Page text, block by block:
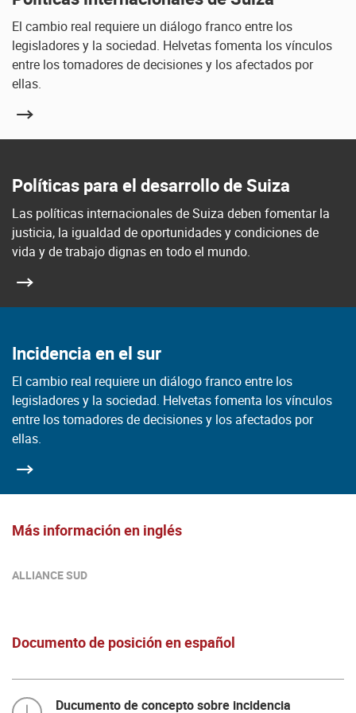
El cambio real requiere un diálogo franco entre los
legisladores y la sociedad. Helvetas fomenta los vínculos
entre los tomadores de decisiones y los afectados por
ellas.
Políticas para el desarrollo de Suiza
Las políticas internacionales de Suiza deben fomentar la
justicia, la igualdad de oportunidades y condiciones de
vida y de trabajo dignas en todo el mundo.
Incidencia en el sur
El cambio real requiere un diálogo franco entre los
legisladores y la sociedad. Helvetas fomenta los vínculos
entre los tomadores de decisiones y los afectados por
ellas.
Más información en inglés
ALLIANCE SUD
Documento de posición en español
Ducumento de concepto sobre incidencia